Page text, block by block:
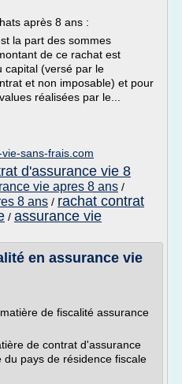
après 8 ans :
la part des sommes
de ce rachat est
capital (versé par le
et non imposable) et pour
réalisées par le...
sans-frais.com
d'assurance vie 8
vie apres 8 ans /
8 ans / rachat contrat
/ assurance vie
en assurance vie
de fiscalité assurance
de contrat d'assurance
pays de résidence fiscale